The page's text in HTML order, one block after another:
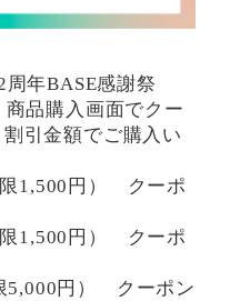
周年BASE感謝祭
品購入画面でクー
引金額でご購入い
限1,500円） クーポ
限1,500円） クーポ
5,000円） クーポン